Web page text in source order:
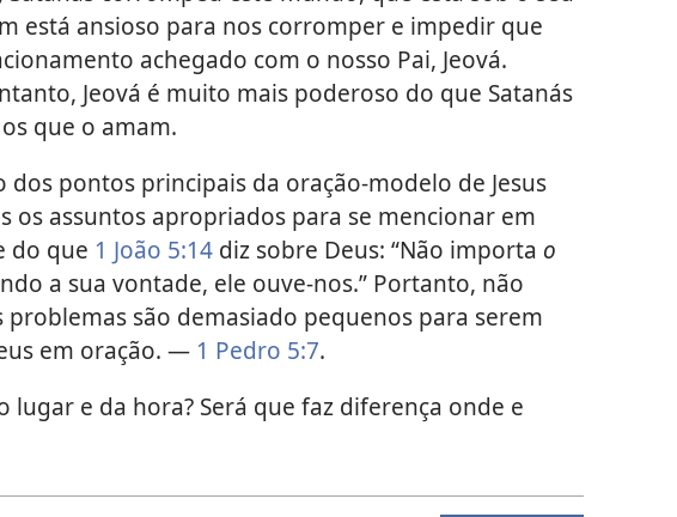
está ansioso para nos corromper e impedir que
achegado com o nosso Pai, Jeová.
Jeová é muito mais poderoso do que Satanás
que o amam.
dos pontos principais da oração-modelo de Jesus
os assuntos apropriados para se mencionar em
do que 1 João 5:14 diz sobre Deus: “Não importa o
a sua vontade, ele ouve-nos.” Portanto, não
problemas são demasiado pequenos para serem
em oração. — 1 Pedro 5:7.
lugar e da hora? Será que faz diferença onde e